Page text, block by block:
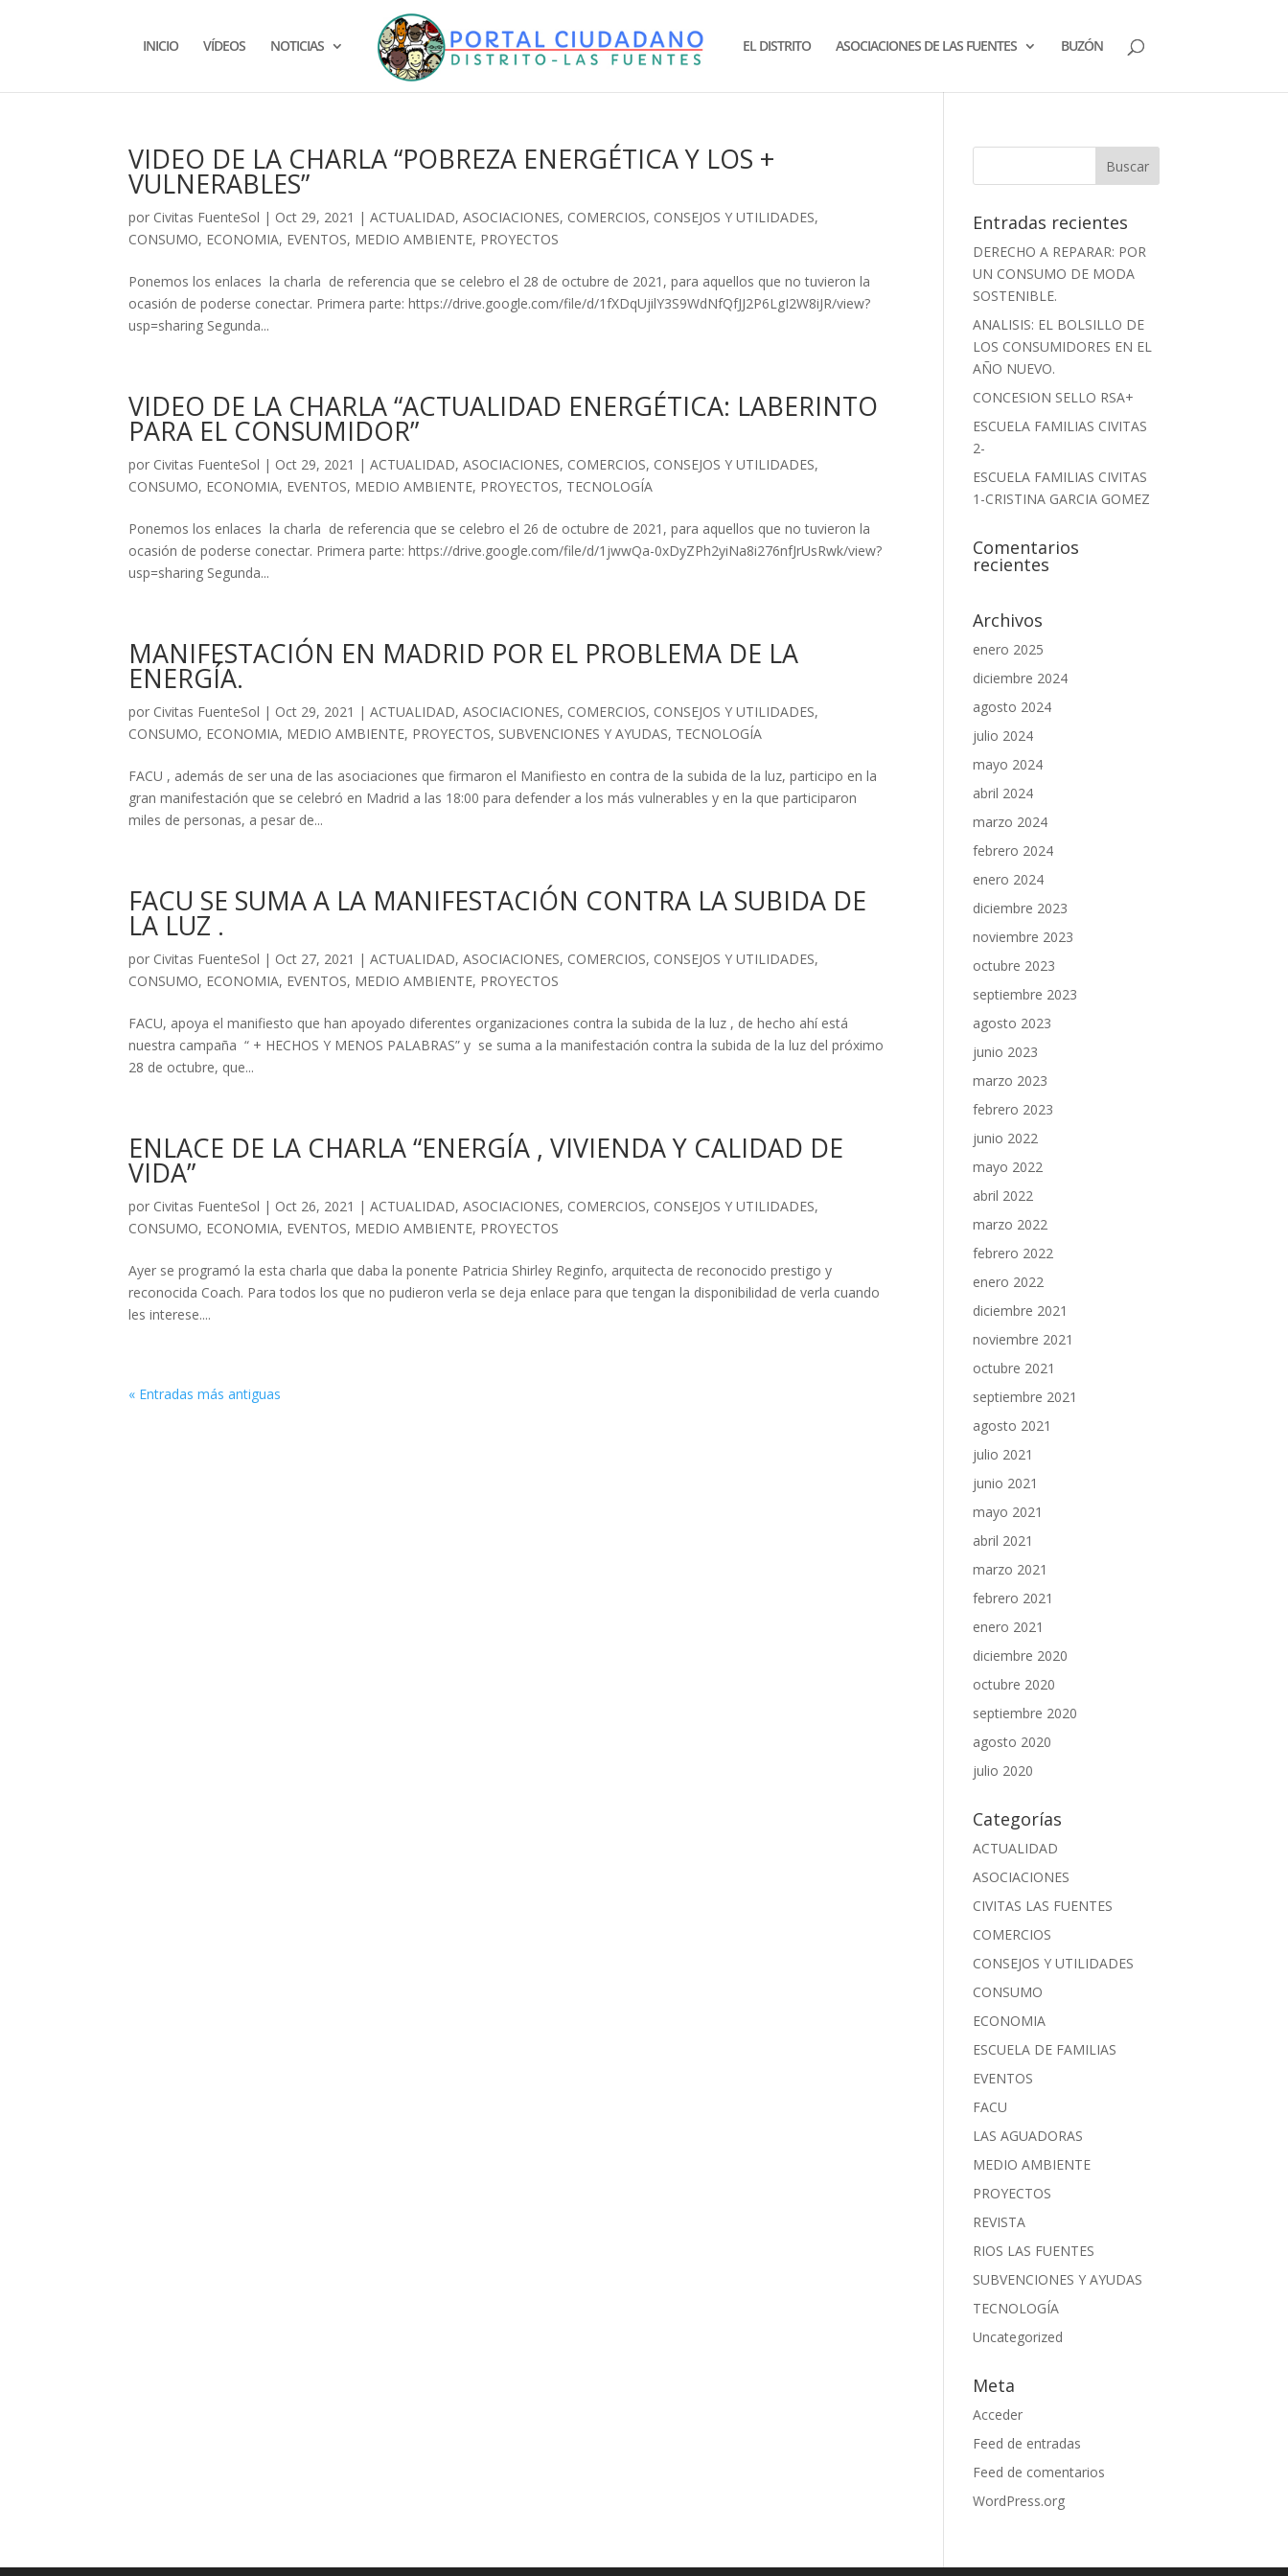
INICIO VÍDEOS NOTICIAS EL DISTRITO ASOCIACIONES DE LAS FUENTES BUZÓN
VIDEO DE LA CHARLA “POBREZA ENERGÉTICA Y LOS +
VULNERABLES”
por Civitas FuenteSol | Oct 29, 2021 |ACTUALIDAD,ASOCIACIONES, COMERCIOS, CONSEJOS Y UTILIDADES,
CONSUMO, ECONOMIA, EVENTOS, MEDIO AMBIENTE, PROYECTOS
Ponemos los enlaces la charla de referencia que se celebro el 28 de octubre de 2021, para aquellos que no tuvieron la
ocasión de poderse conectar. Primera parte: https://drive.google.com/file/d/1fXDqUjilY3S9WdNfQfJJ2P6LgI2W8iJR/view?
usp=sharing Segunda...
VIDEO DE LA CHARLA “ACTUALIDAD ENERGÉTICA: LABERINTO
PARA EL CONSUMIDOR”
por Civitas FuenteSol | Oct 29, 2021 |ACTUALIDAD,ASOCIACIONES, COMERCIOS, CONSEJOS Y UTILIDADES,
CONSUMO, ECONOMIA, EVENTOS, MEDIO AMBIENTE, PROYECTOS, TECNOLOGÍA
Ponemos los enlaces la charla de referencia que se celebro el 26 de octubre de 2021, para aquellos que no tuvieron la
ocasión de poderse conectar. Primera parte: https://drive.google.com/file/d/1jwwQa-0xDyZPh2yiNa8i276nfJrUsRwk/view?
usp=sharing Segunda...
MANIFESTACIÓN EN MADRID POR EL PROBLEMA DE LA
ENERGÍA.
por Civitas FuenteSol | Oct 29, 2021 |ACTUALIDAD,ASOCIACIONES, COMERCIOS, CONSEJOS Y UTILIDADES,
CONSUMO, ECONOMIA, MEDIO AMBIENTE, PROYECTOS, SUBVENCIONES Y AYUDAS, TECNOLOGÍA
FACU , además de ser una de las asociaciones que firmaron el Manifiesto en contra de la subida de la luz, participo en la
gran manifestación que se celebró en Madrid a las 18:00 para defender a los más vulnerables y en la que participaron
miles de personas, a pesar de...
FACU SE SUMA A LA MANIFESTACIÓN CONTRA LA SUBIDA DE
LA LUZ .
por Civitas FuenteSol | Oct 27, 2021 |ACTUALIDAD,ASOCIACIONES, COMERCIOS, CONSEJOS Y UTILIDADES,
CONSUMO, ECONOMIA, EVENTOS, MEDIO AMBIENTE, PROYECTOS
FACU, apoya el manifiesto que han apoyado diferentes organizaciones contra la subida de la luz , de hecho ahí está
nuestra campaña “ + HECHOS Y MENOS PALABRAS” y se suma a la manifestación contra la subida de la luz del próximo
28 de octubre, que...
ENLACE DE LA CHARLA “ENERGÍA , VIVIENDA Y CALIDAD DE
VIDA”
por Civitas FuenteSol | Oct 26, 2021 |ACTUALIDAD,ASOCIACIONES, COMERCIOS, CONSEJOS Y UTILIDADES,
CONSUMO, ECONOMIA, EVENTOS, MEDIO AMBIENTE, PROYECTOS
Ayer se programó la esta charla que daba la ponente Patricia Shirley Reginfo, arquitecta de reconocido prestigo y
reconocida Coach. Para todos los que no pudieron verla se deja enlace para que tengan la disponibilidad de verla cuando
les interese....
« Entradas más antiguas
Entradas recientes
DERECHO A REPARAR: POR
UN CONSUMO DE MODA
SOSTENIBLE.
ANALISIS: EL BOLSILLO DE
LOS CONSUMIDORES EN EL
AÑO NUEVO.
CONCESION SELLO RSA+
ESCUELA FAMILIAS CIVITAS
2-
ESCUELA FAMILIAS CIVITAS
1-CRISTINA GARCIA GOMEZ
Comentarios
recientes
Archivos
enero 2025
diciembre 2024
agosto 2024
julio 2024
mayo 2024
abril 2024
marzo 2024
febrero 2024
enero 2024
diciembre 2023
noviembre 2023
octubre 2023
septiembre 2023
agosto 2023
junio 2023
marzo 2023
febrero 2023
junio 2022
mayo 2022
abril 2022
marzo 2022
febrero 2022
enero 2022
diciembre 2021
noviembre 2021
octubre 2021
septiembre 2021
agosto 2021
julio 2021
junio 2021
mayo 2021
abril 2021
marzo 2021
febrero 2021
enero 2021
diciembre 2020
octubre 2020
septiembre 2020
agosto 2020
julio 2020
Categorías
ACTUALIDAD
ASOCIACIONES
CIVITAS LAS FUENTES
COMERCIOS
CONSEJOS Y UTILIDADES
CONSUMO
ECONOMIA
ESCUELA DE FAMILIAS
EVENTOS
FACU
LAS AGUADORAS
MEDIO AMBIENTE
PROYECTOS
REVISTA
RIOS LAS FUENTES
SUBVENCIONES Y AYUDAS
TECNOLOGÍA
Uncategorized
Meta
Acceder
Feed de entradas
Feed de comentarios
WordPress.org